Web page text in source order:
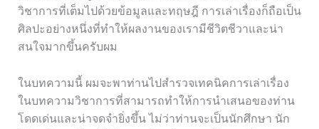
วิชาการที่เต็มไปด้วยข้อมูลและทฤษฎี การเล่าเรื่องก็ถือเป็น
ศิลปะอย่างหนึ่งที่ทำให้ผลงานของเรามีชีวิตชีวาและน่า
สนใจมากขึ้นครับผม
ในบทความนี้ ผมจะพาท่านไปสำรวจเทคนิคการเล่าเรื่อง
ในบทความวิชาการที่สามารถทำให้การนำเสนอของท่าน
โดดเด่นและน่าจดจำยิ่งขึ้น ไม่ว่าท่านจะเป็นนักศึกษา นัก